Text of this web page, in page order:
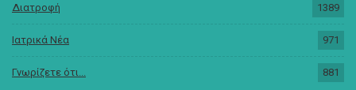
Διατροφή 1389
Ιατρικά Νέα 971
Γνωρίζετε ότι... 881